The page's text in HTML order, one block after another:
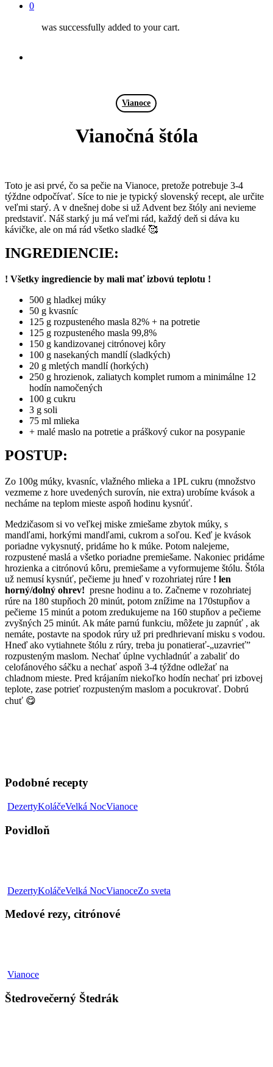
0
was successfully added to your cart.
Vianoce
Vianočná štóla
Toto je asi prvé, čo sa pečie na Vianoce, pretože potrebuje 3-4
týždne odpočívať. Síce to nie je typický slovenský recept, ale určite
veľmi starý. A v dnešnej dobe si už Advent bez štóly ani nevieme
predstaviť. Náš starký ju má veľmi rád, každý deň si dáva ku
kávičke, ale on má rád všetko sladké 🥰
INGREDIENCIE:
! Všetky ingrediencie by mali mať izbovú teplotu !
500 g hladkej múky
50 g kvasníc
125 g rozpusteného masla 82% + na potretie
125 g rozpusteného masla 99,8%
150 g kandizovanej citrónovej kôry
100 g nasekaných mandlí (sladkých)
20 g mletých mandlí (horkých)
250 g hrozienok, zaliatych komplet rumom a minimálne 12
hodín namočených
100 g cukru
3 g soli
75 ml mlieka
+ malé maslo na potretie a práškový cukor na posypanie
POSTUP:
Zo 100g múky, kvasníc, vlažného mlieka a 1PL cukru (množstvo
vezmeme z hore uvedených surovín, nie extra) urobíme kvások a
necháme na teplom mieste aspoň hodinu kysnúť.
Medzičasom si vo veľkej miske zmiešame zbytok múky, s
mandľami, horkými mandľami, cukrom a soľou. Keď je kvások
poriadne vykysnutý, pridáme ho k múke. Potom nalejeme,
rozpustené maslá a všetko poriadne premiešame. Nakoniec pridáme
hrozienka a citrónovú kôru, premiešame a vyformujeme štólu. Štóla
už nemusí kysnúť, pečieme ju hneď v rozohriatej rúre ! len
horný/dolný ohrev! presne hodinu a to. Začneme v rozohriatej
rúre na 180 stupňoch 20 minút, potom znížime na 170stupňov a
pečieme 15 minút a potom zredukujeme na 160 stupňov a pečieme
zvyšných 25 minút. Ak máte parnú funkciu, môžete ju zapnúť , ak
nemáte, postavte na spodok rúry už pri predhrievaní misku s vodou.
Hneď ako vytiahnete štólu z rúry, treba ju ponatierať-„uzavrieť”
rozpusteným maslom. Nechať úplne vychladnúť a zabaliť do
celofánového sáčku a nechať aspoň 3-4 týždne odležať na
chladnom mieste. Pred krájaním niekoľko hodín nechať pri izbovej
teplote, zase potrieť rozpusteným maslom a pocukrovať. Dobrú
chuť 😋
Podobné recepty
DezertyKoláčeVelká NocVianocePovidloň
Povidloň
DezertyKoláčeVelká NocVianoceZo sveta
Medové rezy, citrónové
VianoceŠtedrovečerný
Štedrovečerný Štedrák